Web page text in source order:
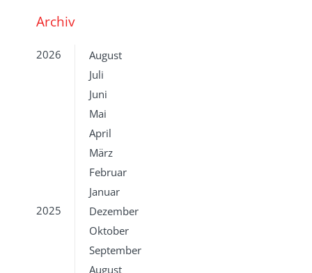
Archiv
2026
August
Juli
Juni
Mai
April
März
Februar
Januar
2025
Dezember
Oktober
September
August